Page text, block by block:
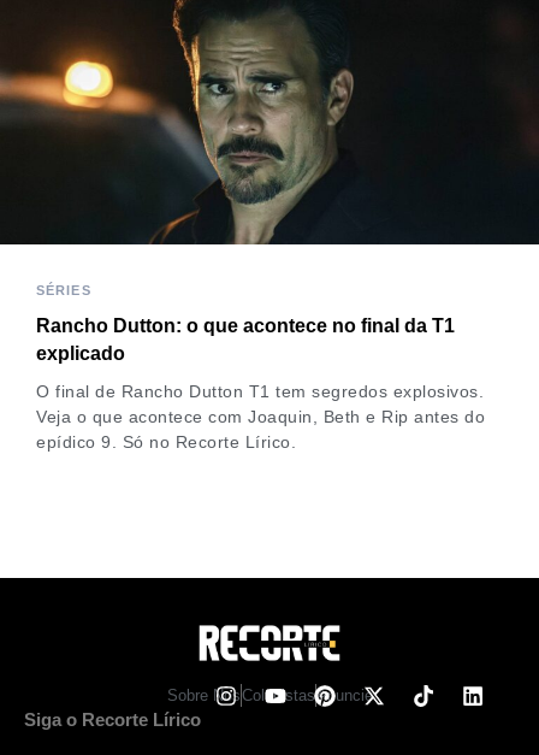
SÉRIES
Rancho Dutton: o que acontece no final da T1
explicado
O final de Rancho Dutton T1 tem segredos explosivos.
Veja o que acontece com Joaquin, Beth e Rip antes do
epídico 9. Só no Recorte Lírico.
Sobre NosColunistasAnuncie
Siga o Recorte Lírico